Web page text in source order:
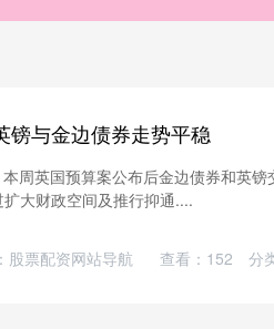
镑与金边债券走势平稳
周英国预算案公布后金边债券和英镑
大财政空间及推行抑通....
股票配资网站导航 查看： 152 分